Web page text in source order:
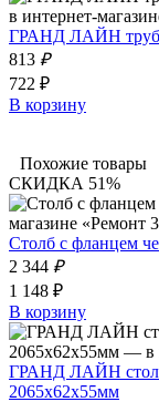
ГРАНД ЛАЙН труба
813 ₽
722 ₽
В корзину
Похожие товары
СКИДКА 51%
Столб с фланцем
2 344 ₽
1 148 ₽
В корзину
ГРАНД ЛАЙН столб
2065х62х55мм